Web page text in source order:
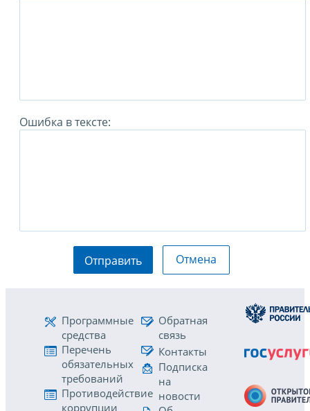
Ошибка в тексте:
Отправить Отмена
Программные
средства
Перечень
обязательных
требований
Противодействие
коррупции
Обратная
связь
Контакты
Подписка
на
новости